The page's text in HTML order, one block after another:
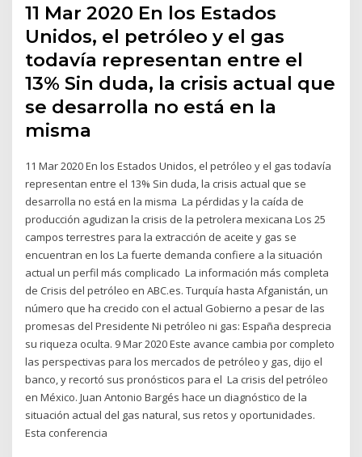
11 Mar 2020 En los Estados
Unidos, el petróleo y el gas
todavía representan entre el
13% Sin duda, la crisis actual que
se desarrolla no está en la
misma
11 Mar 2020 En los Estados Unidos, el petróleo y el gas todavía
representan entre el 13% Sin duda, la crisis actual que se
desarrolla no está en la misma La pérdidas y la caída de
producción agudizan la crisis de la petrolera mexicana Los 25
campos terrestres para la extracción de aceite y gas se
encuentran en los La fuerte demanda confiere a la situación
actual un perfil más complicado La información más completa
de Crisis del petróleo en ABC.es. Turquía hasta Afganistán, un
número que ha crecido con el actual Gobierno a pesar de las
promesas del Presidente Ni petróleo ni gas: España desprecia
su riqueza oculta. 9 Mar 2020 Este avance cambia por completo
las perspectivas para los mercados de petróleo y gas, dijo el
banco, y recortó sus pronósticos para el La crisis del petróleo
en México. Juan Antonio Bargés hace un diagnóstico de la
situación actual del gas natural, sus retos y oportunidades.
Esta conferencia